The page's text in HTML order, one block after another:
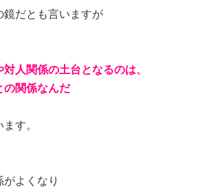
鏡だとも言いますが
人関係の土台となるのは、
の関係なんだ
す。
よくなり